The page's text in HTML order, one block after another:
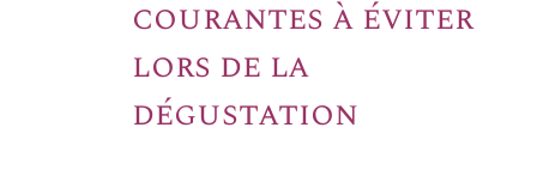
courantes à éviter
lors de la
dégustation